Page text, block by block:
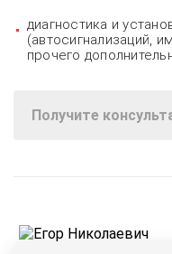
диагностика и
(автосигнализаций,
прочего
Получите